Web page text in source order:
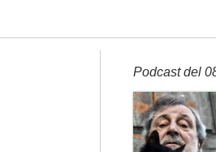
Podcast del